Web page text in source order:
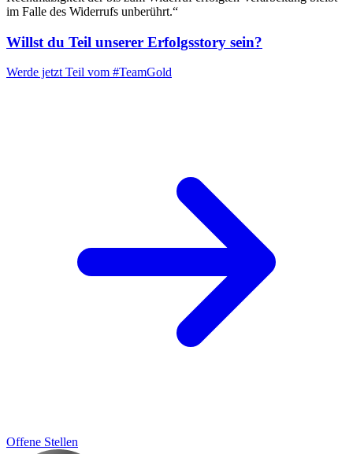
im Falle des Widerrufs unberührt.“
Willst du Teil unserer Erfolgsstory sein?
Werde jetzt Teil vom #TeamGold
Offene Stellen